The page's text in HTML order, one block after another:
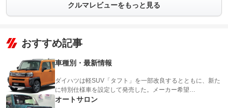
クルマレビューをもっと見る
おすすめ記事
車種別・最新情報
ダイハツは軽SUV「タフト」を一部改良するとともに、新た
に特別仕様車を設定して発売した。メーカー希望…
オートサロン